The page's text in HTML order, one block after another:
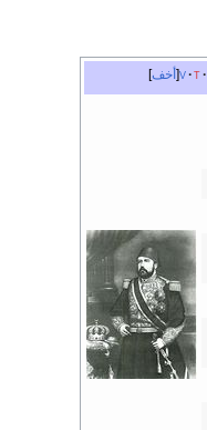
أخف v t